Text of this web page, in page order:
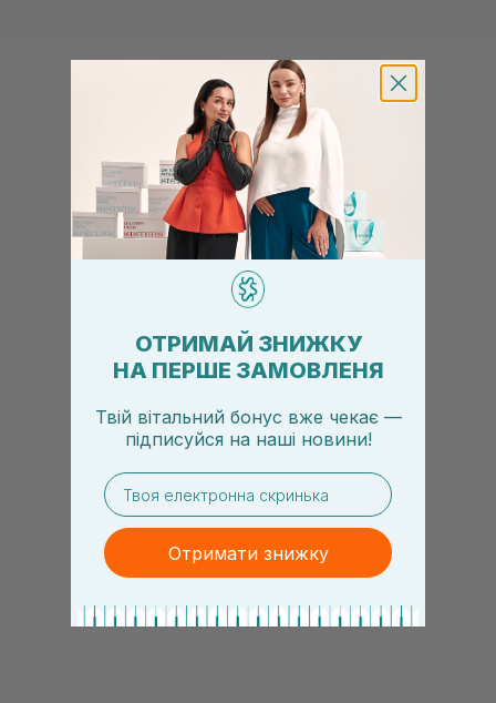
ОТРИМАЙ ЗНИЖКУ
НА ПЕРШЕ ЗАМОВЛЕНЯ
Твій вітальний бонус вже чекає —
підписуйся на наші новини!
email
Отримати знижку